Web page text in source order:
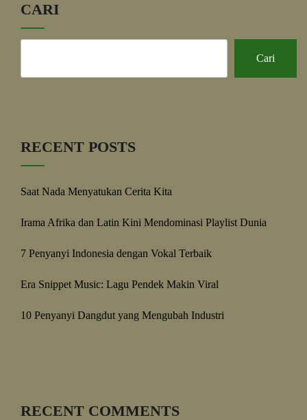
CARI
Cari
RECENT POSTS
Saat Nada Menyatukan Cerita Kita
Irama Afrika dan Latin Kini Mendominasi Playlist Dunia
7 Penyanyi Indonesia dengan Vokal Terbaik
Era Snippet Music: Lagu Pendek Makin Viral
10 Penyanyi Dangdut yang Mengubah Industri
RECENT COMMENTS